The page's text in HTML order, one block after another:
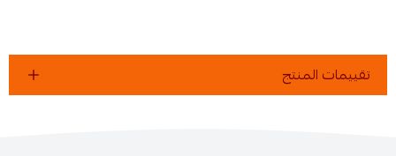
تقييمات المنتج